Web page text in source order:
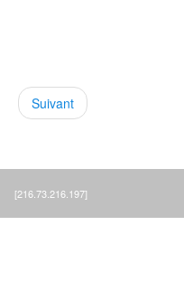
Suivant
[216.73.216.197]